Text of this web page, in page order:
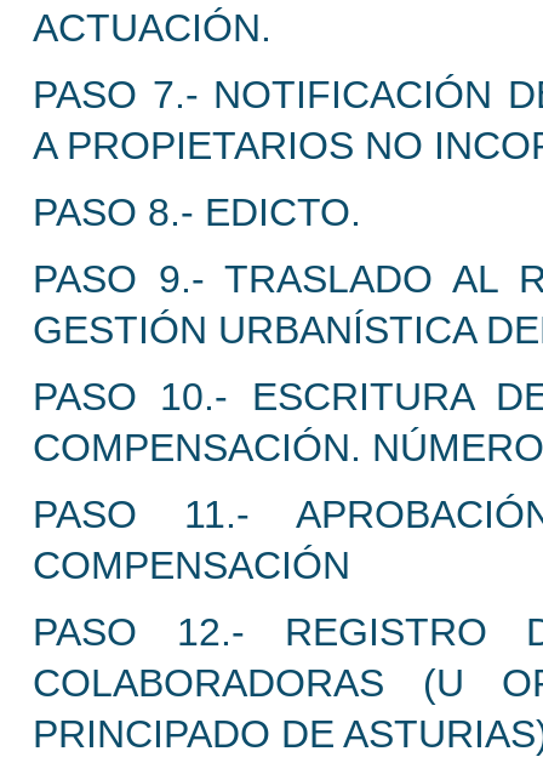
ACTUACIÓN.
PASO 7.- NOTIFICACIÓN
A PROPIETARIOS NO
PASO 8.- EDICTO.
PASO 9.- TRASLADO AL
GESTIÓN URBANÍSTICA
PASO 10.- ESCRITURA
COMPENSACIÓN.
PASO 11.-
COMPENSACIÓN
PASO 12.- REGISTRO
COLABORADORAS (U
PRINCIPADO DE